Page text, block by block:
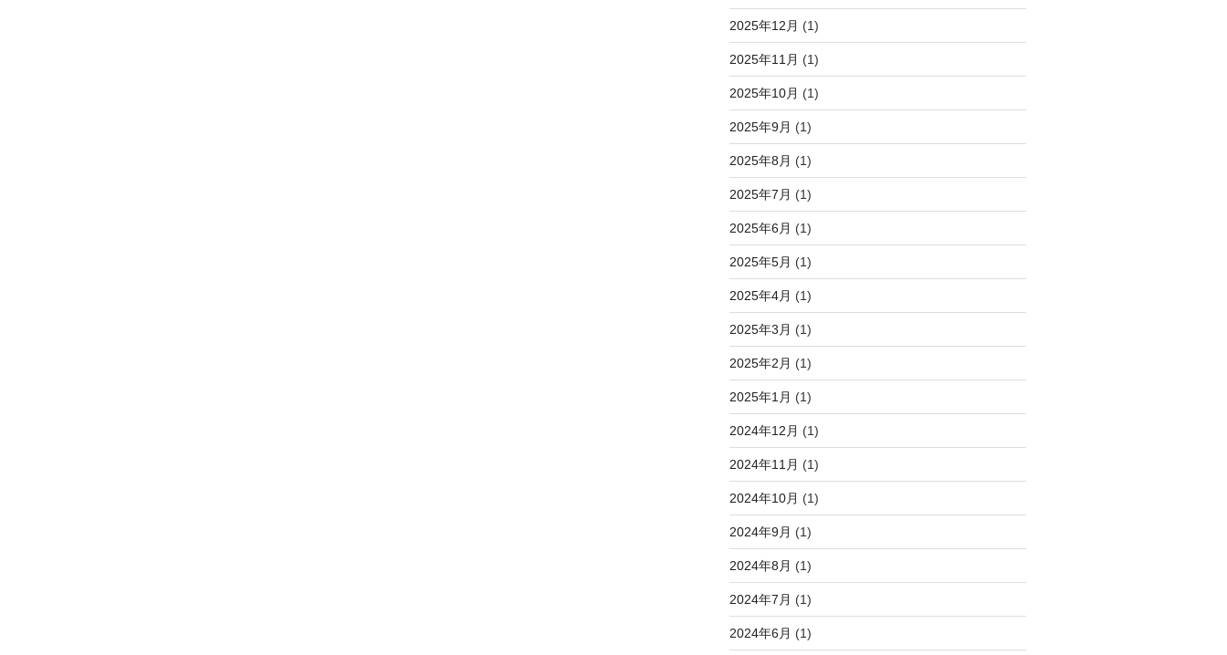
2025年12月 (1)
2025年11月 (1)
2025年10月 (1)
2025年9月 (1)
2025年8月 (1)
2025年7月 (1)
2025年6月 (1)
2025年5月 (1)
2025年4月 (1)
2025年3月 (1)
2025年2月 (1)
2025年1月 (1)
2024年12月 (1)
2024年11月 (1)
2024年10月 (1)
2024年9月 (1)
2024年8月 (1)
2024年7月 (1)
2024年6月 (1)